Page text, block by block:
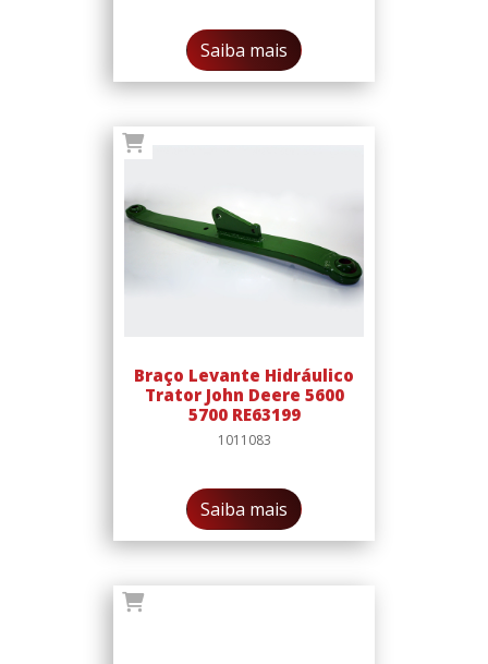
Saiba mais
Braço Levante Hidráulico
Trator John Deere 5600
5700 RE63199
1011083
Saiba mais